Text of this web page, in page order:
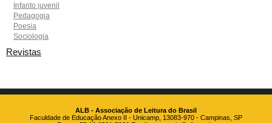
Infanto juvenil
Pedagogia
Poesia
Sociologia
Revistas
ALB - Associação de Leitura do Brasil
Faculdade de Educação Anexo II - Unicamp, 13083-970 - Campinas, SP